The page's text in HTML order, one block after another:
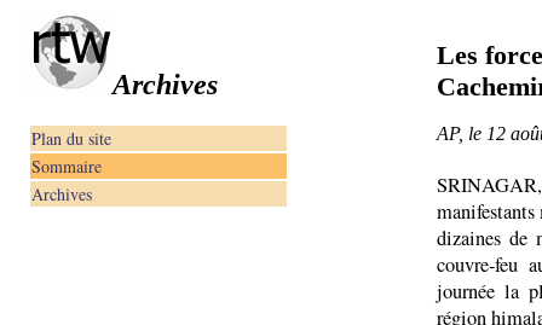
Archives
Plan du site
Sommaire
Archives
Les
AP, le 12
manifestants
dizaines de
couvre-feu
journée la
région